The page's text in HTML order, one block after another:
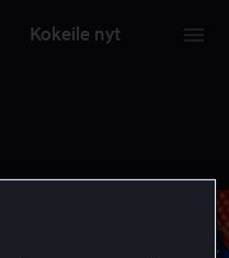
Kokeile nyt